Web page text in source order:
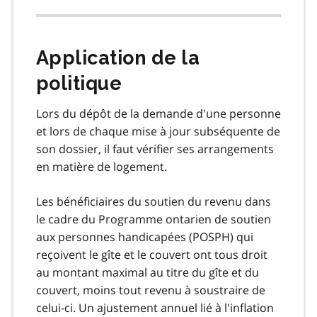
Application de la
politique
Lors du dépôt de la demande d'une personne
et lors de chaque mise à jour subséquente de
son dossier, il faut vérifier ses arrangements
en matière de logement.
Les bénéficiaires du soutien du revenu dans
le cadre du Programme ontarien de soutien
aux personnes handicapées (POSPH) qui
reçoivent le gîte et le couvert ont tous droit
au montant maximal au titre du gîte et du
couvert, moins tout revenu à soustraire de
celui-ci. Un ajustement annuel lié à l'inflation